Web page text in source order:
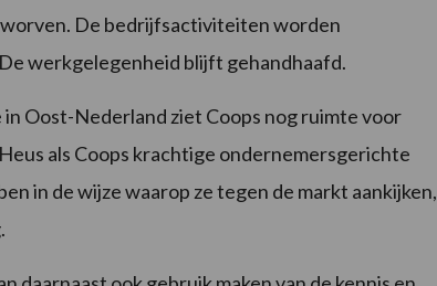
De bedrijfsactiviteiten worden
werkgelegenheid blijft gehandhaafd.
Oost-Nederland ziet Coops nog ruimte voor
als Coops krachtige ondernemersgerichte
in de wijze waarop ze tegen de markt aankijken,